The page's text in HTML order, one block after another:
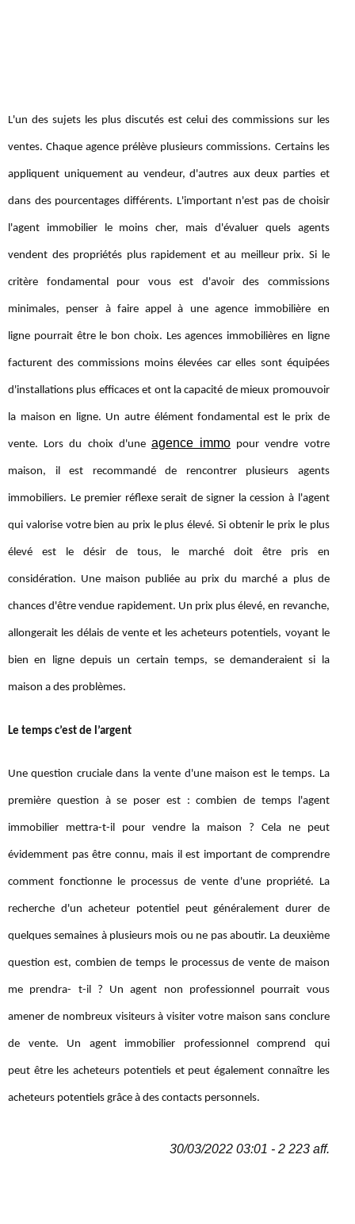
L'un des sujets les plus discutés est celui des commissions sur les
ventes. Chaque agence prélève plusieurs commissions. Certains les
appliquent uniquement au vendeur, d'autres aux deux parties et
dans des pourcentages différents. L'important n'est pas de choisir
l'agent immobilier le moins cher, mais d'évaluer quels agents
vendent des propriétés plus rapidement et au meilleur prix. Si le
critère fondamental pour vous est d'avoir des commissions
minimales, penser à faire appel à une agence immobilière en
ligne pourrait être le bon choix. Les agences immobilières en ligne
facturent des commissions moins élevées car elles sont équipées
d'installations plus efficaces et ont la capacité de mieux promouvoir
la maison en ligne. Un autre élément fondamental est le prix de
vente. Lors du choix d'une agence immo pour vendre votre
maison, il est recommandé de rencontrer plusieurs agents
immobiliers. Le premier réflexe serait de signer la cession à l'agent
qui valorise votre bien au prix le plus élevé. Si obtenir le prix le plus
élevé est le désir de tous, le marché doit être pris en
considération. Une maison publiée au prix du marché a plus de
chances d'être vendue rapidement. Un prix plus élevé, en revanche,
allongerait les délais de vente et les acheteurs potentiels, voyant le
bien en ligne depuis un certain temps, se demanderaient si la
maison a des problèmes.
Le temps c’est de l’argent
Une question cruciale dans la vente d'une maison est le temps. La
première question à se poser est : combien de temps l'agent
immobilier mettra-t-il pour vendre la maison ? Cela ne peut
évidemment pas être connu, mais il est important de comprendre
comment fonctionne le processus de vente d'une propriété. La
recherche d'un acheteur potentiel peut généralement durer de
quelques semaines à plusieurs mois ou ne pas aboutir. La deuxième
question est, combien de temps le processus de vente de maison
me prendra- t-il ? Un agent non professionnel pourrait vous
amener de nombreux visiteurs à visiter votre maison sans conclure
de vente. Un agent immobilier professionnel comprend qui
peut être les acheteurs potentiels et peut également connaître les
acheteurs potentiels grâce à des contacts personnels.
30/03/2022 03:01 - 2 223 aff.